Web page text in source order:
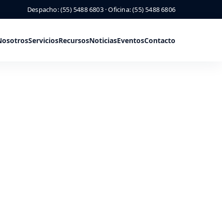
Despacho: (55) 5488 6803 · Oficina: (55) 5488 6806
ServiciosRecursosNoticiasEventosContacto